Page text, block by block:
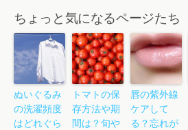
ちょっと気になるページたち
ぬいぐるみ
の洗濯頻度
はどれぐら
トマトの保
存方法や期
間は？旬や
唇の紫外線
ケアして
る？忘れが